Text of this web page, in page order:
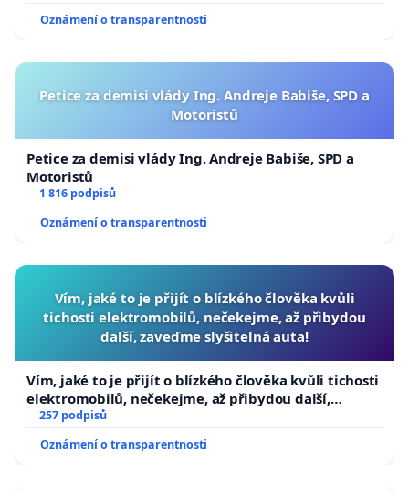
Oznámení o transparentnosti
Petice za demisi vlády Ing. Andreje Babiše, SPD a
Motoristů
Petice za demisi vlády Ing. Andreje Babiše, SPD a
Motoristů
1 816 podpisů
Oznámení o transparentnosti
Vím, jaké to je přijít o blízkého člověka kvůli
tichosti elektromobilů, nečekejme, až přibydou
další, zaveďme slyšitelná auta!
Vím, jaké to je přijít o blízkého člověka kvůli tichosti
elektromobilů, nečekejme, až přibydou další,
zaveďme slyšitelná auta!
257 podpisů
Oznámení o transparentnosti